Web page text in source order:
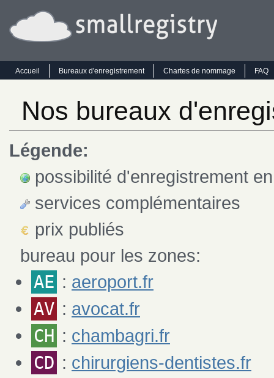
Accueil Bureaux d'enregistrement Chartes de nommage FAQ
Nos bureaux
Légende:
possibilité d'enregistrement
services complémentaires
prix publiés
bureau pour les zones:
AE : aeroport.fr
AV : avocat.fr
CH : chambagri.fr
CD : chirurgiens-dentistes.fr